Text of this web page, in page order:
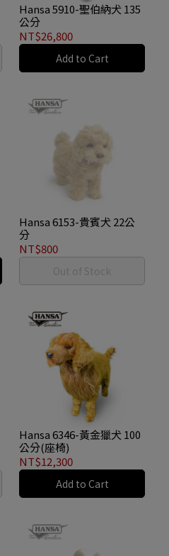
Hansa 5910-聖伯納犬 135
公分
NT$26,800
Add to Cart
Hansa 6153-貴賓犬 22公
分
NT$800
Out of Stock
Hansa 6346-黃金獵犬 100
公分(座椅)
NT$12,300
Add to Cart